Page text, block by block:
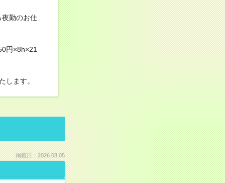
勤のお仕
円×8h×21
します。
掲載日：2026.08.05